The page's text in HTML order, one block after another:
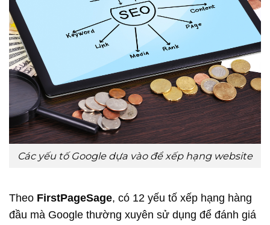
Các yếu tố Google dựa vào để xếp hạng website
Theo FirstPageSage, có 12 yếu tố xếp hạng hàng
đầu mà Google thường xuyên sử dụng để đánh giá